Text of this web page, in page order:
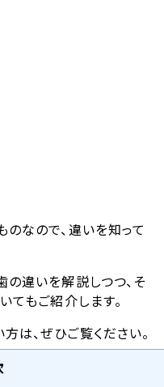
のなので、違いを知って
の違いを解説しつつ、そ
てもご紹介します。
は、ぜひご覧ください。